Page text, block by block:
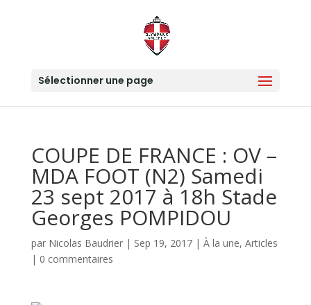
Sélectionner une page
COUPE DE FRANCE : OV –
MDA FOOT (N2) Samedi
23 sept 2017 à 18h Stade
Georges POMPIDOU
par Nicolas Baudrier| Sep 19, 2017| À la une, Articles
| 0 commentaires